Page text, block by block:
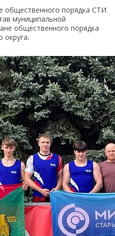
общественного порядка СТИ
муниципальной
общественного порядка
округа.